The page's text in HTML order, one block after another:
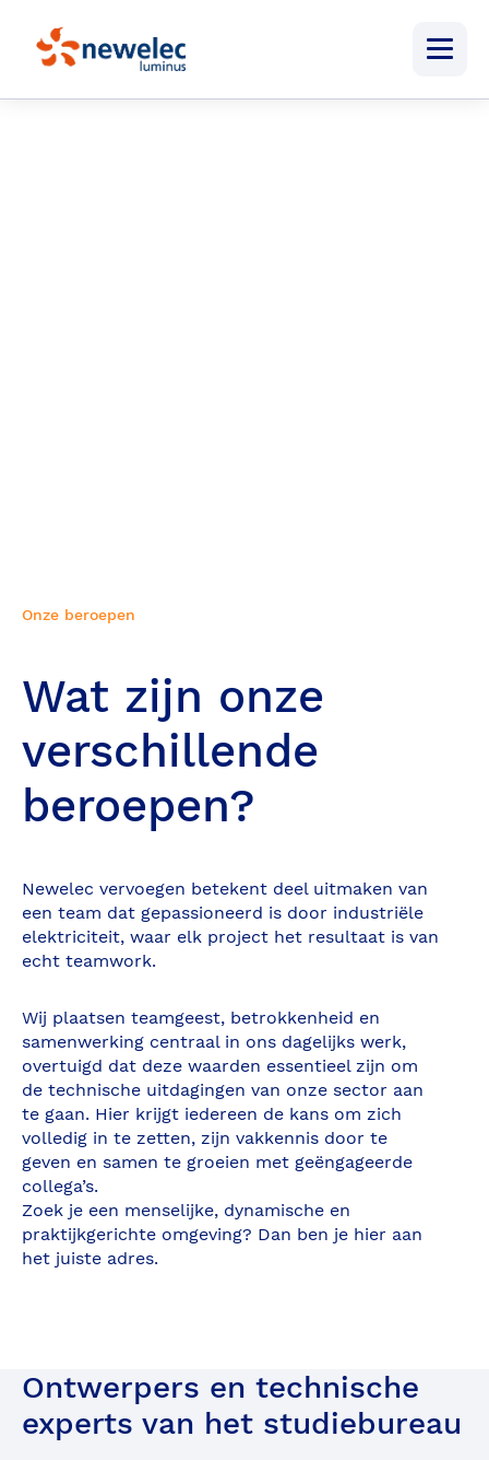
Onze beroepen
Wat zijn onze
verschillende
beroepen?
Newelec vervoegen betekent deel uitmaken van
een team dat gepassioneerd is door industriële
elektriciteit, waar elk project het resultaat is van
echt teamwork.
Wij plaatsen teamgeest, betrokkenheid en
samenwerking centraal in ons dagelijks werk,
overtuigd dat deze waarden essentieel zijn om
de technische uitdagingen van onze sector aan
te gaan. Hier krijgt iedereen de kans om zich
volledig in te zetten, zijn vakkennis door te
geven en samen te groeien met geëngageerde
collega’s.
Zoek je een menselijke, dynamische en
praktijkgerichte omgeving? Dan ben je hier aan
het juiste adres.
Ontwerpers en technische
experts van het studiebureau